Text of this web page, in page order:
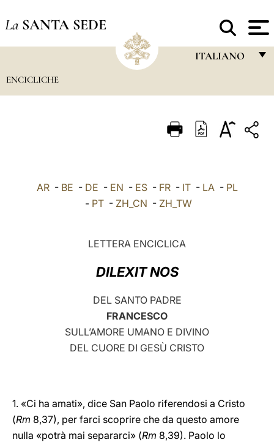
La SANTA SEDE
ITALIANO
ITALIANO
ENCICLICHE
AR- BE - DE - EN - ES- FR- IT- LA- PL
- PT- ZH_CN - ZH_TW
LETTERA ENCICLICA
DILEXIT NOS
DEL SANTO PADRE
FRANCESCO
SULL’AMORE UMANO E DIVINO
DEL CUORE DI GESÙ CRISTO
1. «Ci ha amati», dice San Paolo riferendosi a Cristo
(Rm 8,37), per farci scoprire che da questo amore
nulla «potrà mai separarci» (Rm 8,39). Paolo lo